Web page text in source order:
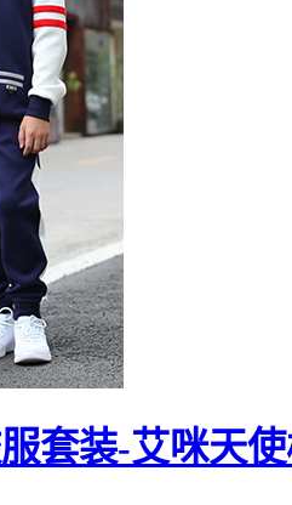
套装-艾咪天